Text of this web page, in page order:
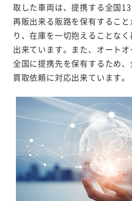
取した車両は、提携する全国
再販出来る販路を保有するこ
り、在庫を一切抱えることな
出来ています。また、オート
全国に提携先を保有するため
買取依頼に対応出来ています。